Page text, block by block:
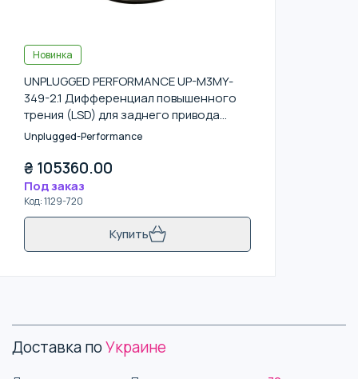
Новинка
UNPLUGGED PERFORMANCE UP-M3MY-
349-2.1 Дифференциал повышенного
трения (LSD) для заднего привода
TESLA Model 3 / Model Y (Dual-Motor
and Performance Only)
Unplugged-Performance
₴ 105360.00
Под заказ
Код:1129-720
Купить
Доставка поУкраине